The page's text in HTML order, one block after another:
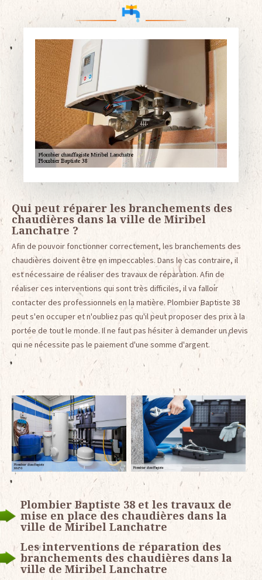
Qui peut réparer les branchements des
chaudières dans la ville de Miribel
Lanchatre ?
Afin de pouvoir fonctionner correctement, les branchements des
chaudières doivent être en impeccables. Dans le cas contraire, il
est nécessaire de réaliser des travaux de réparation. Afin de
réaliser ces interventions qui sont très difficiles, il va falloir
contacter des professionnels en la matière. Plombier Baptiste 38
peut s'en occuper et n'oubliez pas qu'il peut proposer des prix à la
portée de tout le monde. Il ne faut pas hésiter à demander un devis
qui ne nécessite pas le paiement d'une somme d'argent.
Plombier Baptiste 38 et les travaux de
mise en place des chaudières dans la
ville de Miribel Lanchatre
Les interventions de réparation des
branchements des chaudières dans la
ville de Miribel Lanchatre